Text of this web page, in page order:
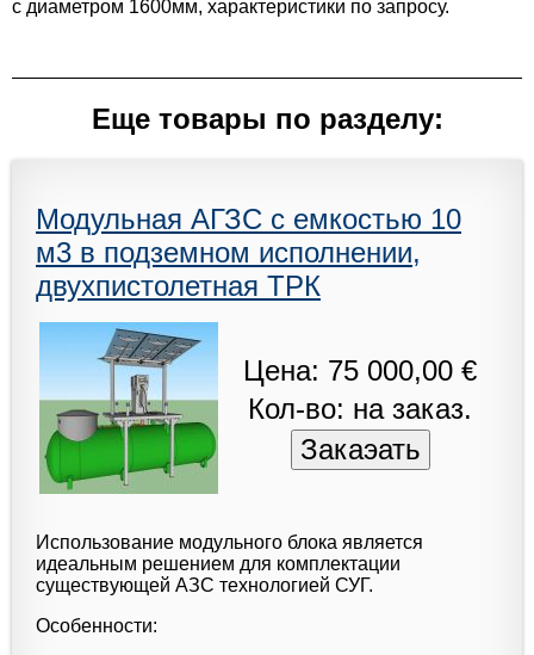
с диаметром 1600мм, характеристики по запросу.
Еще товары по разделу:
Модульная АГЗС с емкостью 10
м3 в подземном исполнении,
двухпистолетная ТРК
Цена: 75 000,00 €
Кол-во: на заказ.
Использование модульного блока является
идеальным решением для комплектации
существующей АЗС технологией СУГ.
Особенности: